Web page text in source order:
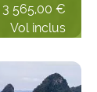
Vol inclus
3 565,00 €